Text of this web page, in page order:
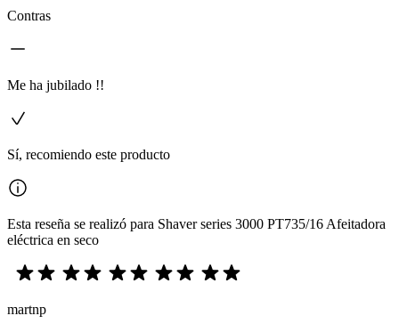
Contras
Me ha jubilado !!
Sí, recomiendo este producto
Esta reseña se realizó para Shaver series 3000 PT735/16 Afeitadora
eléctrica en seco
martnp